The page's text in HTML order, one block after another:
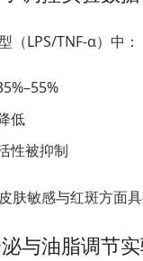
（LPS/TNF-α）中：
低
性被抑制
肤敏感与红斑方面具
泌与油脂调节